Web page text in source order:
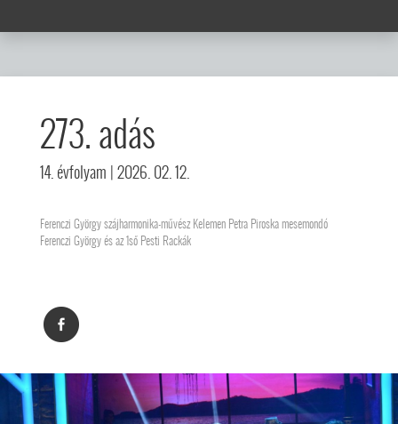
273. adás
14. évfolyam | 2026. 02. 12.
Ferenczi György szájharmonika-művész Kelemen Petra Piroska mesemondó
Ferenczi György és az 1ső Pesti Rackák